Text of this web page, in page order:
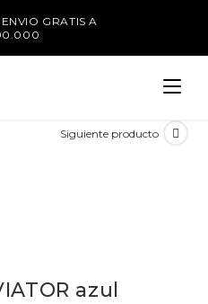
GRATIS A
Siguiente producto
azul